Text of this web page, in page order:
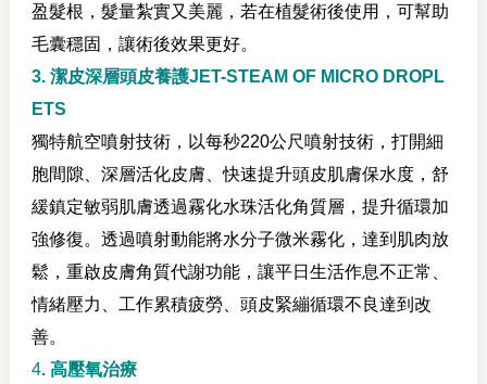
盈髮根，髮量紮實又美麗，若在植髮術後使用，可幫助
毛囊穩固，讓術後效果更好。
3. 潔皮深層頭皮養護JET-STEAM OF MICRO DROPL
ETS
獨特航空噴射技術，以每秒220公尺噴射技術，打開細
胞間隙、深層活化皮膚、快速提升頭皮肌膚保水度，舒
緩鎮定敏弱肌膚透過霧化水珠活化角質層，提升循環加
強修復。透過噴射動能將水分子微米霧化，達到肌肉放
鬆，重啟皮膚角質代謝功能，讓平日生活作息不正常、
情緒壓力、工作累積疲勞、頭皮緊繃循環不良達到改
善。
4. 高壓氧治療